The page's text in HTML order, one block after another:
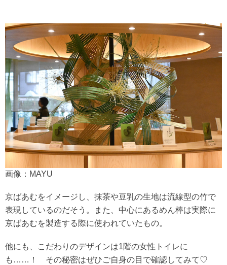
画像：MAYU
京ばあむをイメージし、抹茶や豆乳の生地は流線型の竹で
表現しているのだそう。また、中心にあるめん棒は実際に
京ばあむを製造する際に使われていたもの。
他にも、こだわりのデザインは1階の女性トイレに
も……！ その秘密はぜひご自身の目で確認してみて♡